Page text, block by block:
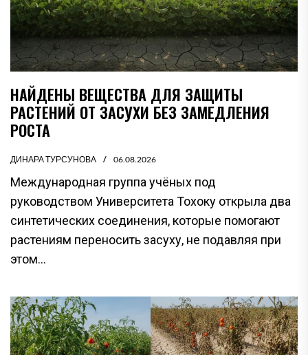
НАЙДЕНЫ ВЕЩЕСТВА ДЛЯ ЗАЩИТЫ
РАСТЕНИЙ ОТ ЗАСУХИ БЕЗ ЗАМЕДЛЕНИЯ
РОСТА
ДИНАРА ТУРСУНОВА 06.08.2026
Международная группа учёных под
руководством Университета Тохоку открыла два
синтетических соединения, которые помогают
растениям переносить засуху, не подавляя при
этом...